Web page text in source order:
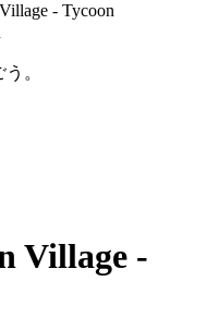
- Tycoon
。
Village -